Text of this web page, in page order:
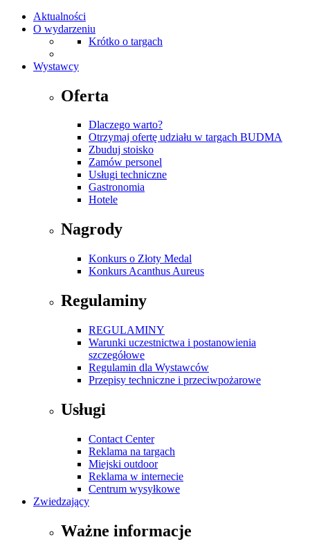
Aktualności
O wydarzeniu
Krótko o targach
Wystawcy
Oferta
Dlaczego warto?
Otrzymaj ofertę udziału w targach BUDMA
Zbuduj stoisko
Zamów personel
Usługi techniczne
Gastronomia
Hotele
Nagrody
Konkurs o Złoty Medal
Konkurs Acanthus Aureus
Regulaminy
REGULAMINY
Warunki uczestnictwa i postanowienia
szczegółowe
Regulamin dla Wystawców
Przepisy techniczne i przeciwpożarowe
Usługi
Contact Center
Reklama na targach
Miejski outdoor
Reklama w internecie
Centrum wysyłkowe
Zwiedzający
Ważne informacje